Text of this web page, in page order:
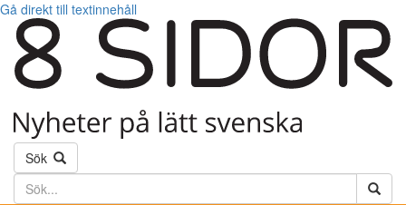
Gå direkt till textinnehåll
Sök
Söktext